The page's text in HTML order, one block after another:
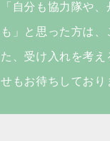
「自分も協力隊や
も」と思った方は
た、受け入れを考
せもお待ちしており